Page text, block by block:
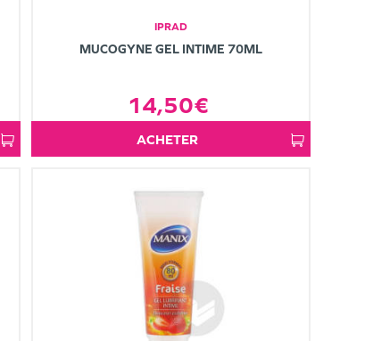
IPRAD
MUCOGYNE GEL INTIME 70ML
14,50€
ACHETER